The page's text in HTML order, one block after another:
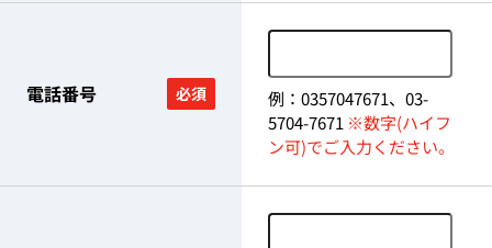
電話番号 必須
例：0357047671、03-
5704-7671 ※数字(ハイフ
ン可)でご入力ください。